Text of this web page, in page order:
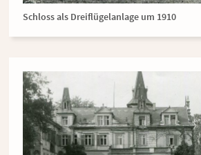
Schloss als Dreiflügelanlage um 1910